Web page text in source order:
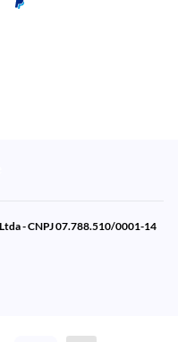
- CNPJ 07.788.510/0001-14